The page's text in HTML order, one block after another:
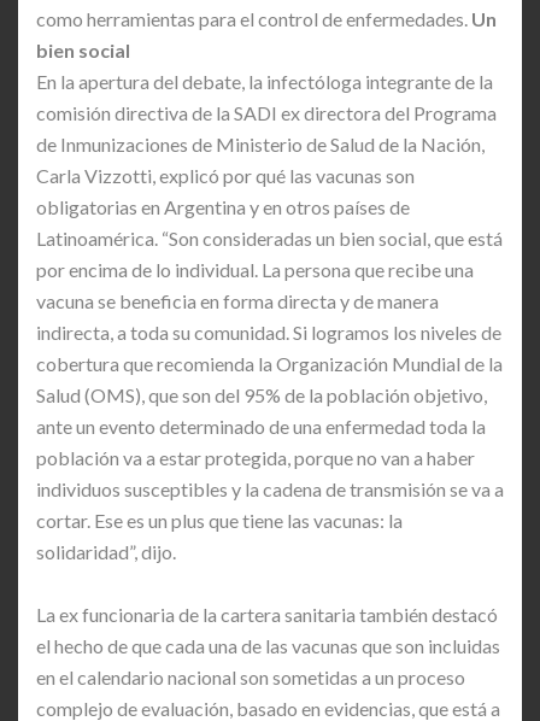
como herramientas para el control de enfermedades. Un
bien social
En la apertura del debate, la infectóloga integrante de la
comisión directiva de la SADI ex directora del Programa
de Inmunizaciones de Ministerio de Salud de la Nación,
Carla Vizzotti, explicó por qué las vacunas son
obligatorias en Argentina y en otros países de
Latinoamérica. “Son consideradas un bien social, que está
por encima de lo individual. La persona que recibe una
vacuna se beneficia en forma directa y de manera
indirecta, a toda su comunidad. Si logramos los niveles de
cobertura que recomienda la Organización Mundial de la
Salud (OMS), que son del 95% de la población objetivo,
ante un evento determinado de una enfermedad toda la
población va a estar protegida, porque no van a haber
individuos susceptibles y la cadena de transmisión se va a
cortar. Ese es un plus que tiene las vacunas: la
solidaridad”, dijo.
La ex funcionaria de la cartera sanitaria también destacó
el hecho de que cada una de las vacunas que son incluidas
en el calendario nacional son sometidas a un proceso
complejo de evaluación, basado en evidencias, que está a